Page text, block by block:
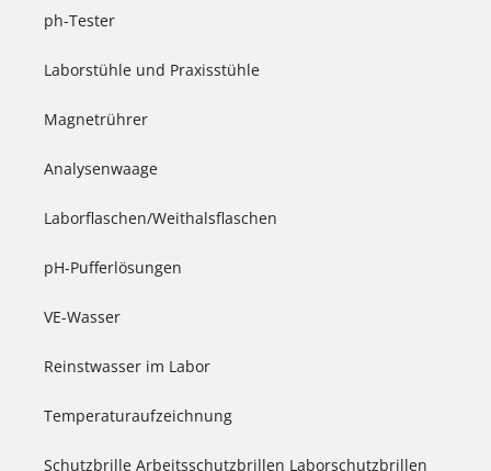
ph-Tester
Laborstühle und Praxisstühle
Magnetrührer
Analysenwaage
Laborflaschen/Weithalsflaschen
pH-Pufferlösungen
VE-Wasser
Reinstwasser im Labor
Temperaturaufzeichnung
Schutzbrille Arbeitsschutzbrillen Laborschutzbrillen